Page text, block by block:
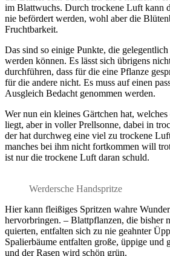
im Blattwuchs. Durch trockene Luft kann
nie befördert werden, wohl aber die
Fruchtbarkeit.
Das sind so einige Punkte, die
werden können. Es lässt sich übrigens
durchführen, dass für die eine Pflanze
für die andere nicht. Es muss auf einen
Ausgleich Bedacht genommen werden.
Wer nun ein kleines Gärtchen hat, welches
liegt, aber in voller Prellsonne, dabei in
der hat durchweg eine viel zu trockene
manches bei ihm nicht fortkommen will
ist nur die trockene Luft daran schuld.
Werdersche Handspritze
Hier kann fleißiges Spritzen wahre Wunder
hervorbringen. – Blattpflanzen, die bisher
quierten, entfalten sich zu nie geahnter
Spalierbäume entfalten große, üppige und
und der Rasen wird schön grün.